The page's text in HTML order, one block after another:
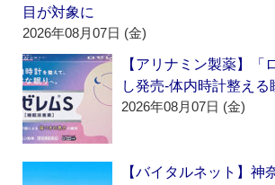
目が対象に
2026年08月07日 (金)
【アリナミン製薬】「
し発売‐体内時計整え
2026年08月07日 (金)
【バイタルネット】神